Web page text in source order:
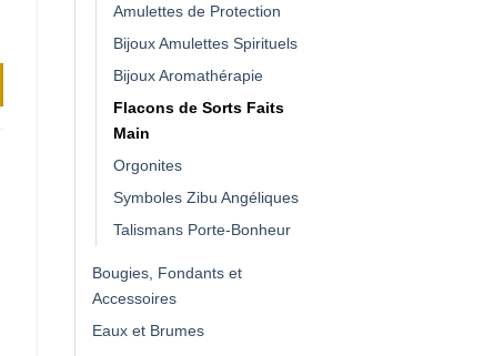
Amulettes de Protection
Bijoux Amulettes Spirituels
Bijoux Aromathérapie
Flacons de Sorts Faits
Main
Orgonites
Symboles Zibu Angéliques
Talismans Porte-Bonheur
Bougies, Fondants et
Accessoires
Eaux et Brumes